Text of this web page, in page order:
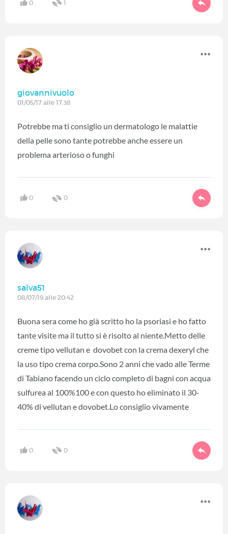
0 1
giovannivuolo
01/05/17 alle 17:38
Potrebbe ma ti consiglio un dermatologo le malattie
della pelle sono tante potrebbe anche essere un
problema arterioso o funghi
0 0
salva51
08/07/19 alle 20:42
Buona sera come ho già scritto ho la psoriasi e ho fatto
tante visite ma il tutto si è risolto al niente.Metto delle
creme tipo vellutan e dovobet con la crema dexeryl che
la uso tipo crema corpo.Sono 2 anni che vado alle Terme
di Tabiano facendo un ciclo completo di bagni con acqua
sulfurea al 100%100 e con questo ho eliminato il 30-
40% di vellutan e dovobet.Lo consiglio vivamente
0 0